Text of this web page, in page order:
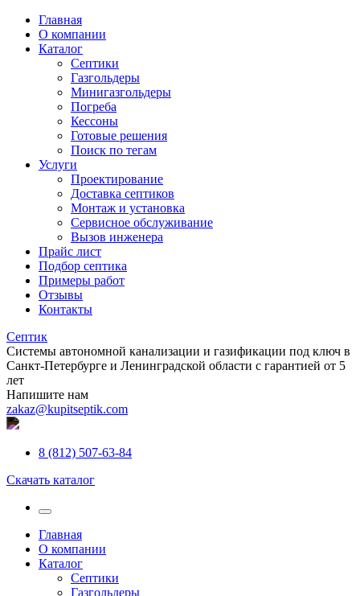
Главная
О компании
Каталог
Септики
Газгольдеры
Минигазгольдеры
Погреба
Кессоны
Готовые решения
Поиск по тегам
Услуги
Проектирование
Доставка септиков
Монтаж и установка
Сервисное обслуживание
Вызов инженера
Прайс лист
Подбор септика
Примеры работ
Отзывы
Контакты
Септик
Системы автономной канализации и газификации под ключ в
Санкт-Петербурге и Ленинградской области с гарантией от 5
лет
Напишите нам
zakaz@kupitseptik.com
8 (812) 507-63-84
Скачать каталог
Главная
О компании
Каталог
Септики
Газгольдеры